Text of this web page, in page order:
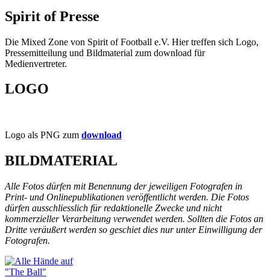
Spirit of Presse
Die Mixed Zone von Spirit of Football e.V. Hier treffen sich Logo,
Pressemitteilung und Bildmaterial zum download für
Medienvertreter.
LOGO
Logo als PNG zum download
BILDMATERIAL
Alle Fotos dürfen mit Benennung der jeweiligen Fotografen in
Print- und Onlinepublikationen veröffentlicht werden. Die Fotos
dürfen ausschliesslich für redaktionelle Zwecke und nicht
kommerzieller Verarbeitung verwendet werden. Sollten die Fotos an
Dritte veräußert werden so geschiet dies nur unter Einwilligung der
Fotografen.